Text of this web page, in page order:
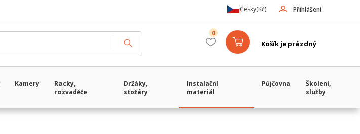
Přihlášení
Česky(Kč)
Košík je prázdný
0
Kamery
Racky,
rozvaděče
Držáky,
stožáry
Instalační
materiál
Půjčovna
Školení,
služby